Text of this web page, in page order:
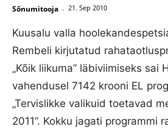
Sõnumitooja - 21. Sep 2010
Kuusalu valla
Rembeli kirjutatud
„Kõik liikuma” läbiviimiseks sai
vahendusel 7142 krooni EL
„Tervislikke valikuid toetavad
2011”. Kokku jagati programmi